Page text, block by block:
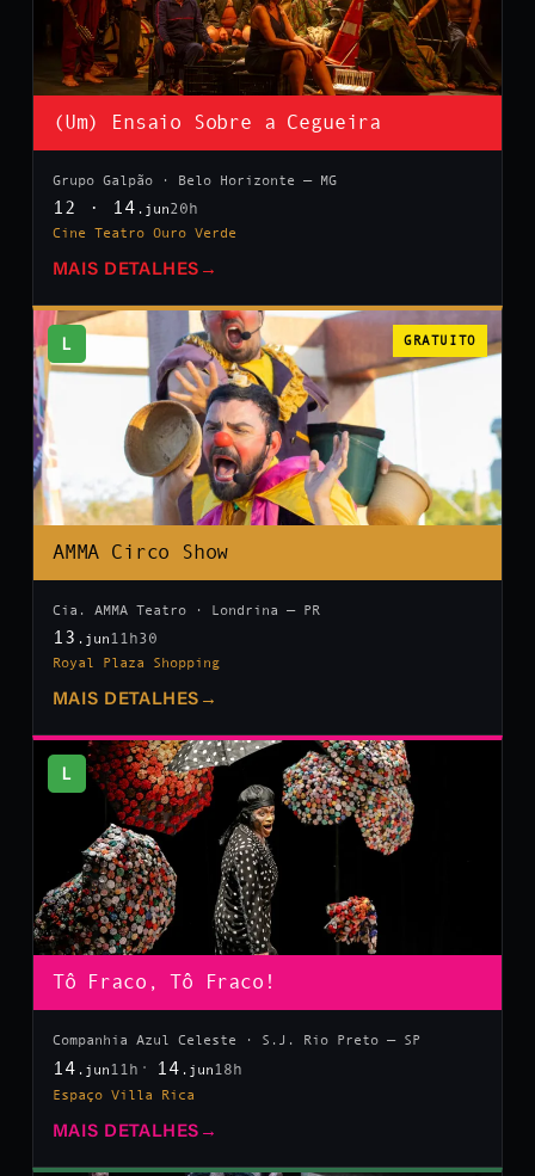
(Um) Ensaio Sobre a Cegueira
Grupo Galpão · Belo Horizonte — MG
12 · 14 .jun20h
Cine Teatro Ouro Verde
MAIS DETALHES →
L GRATUITO
AMMA Circo Show
Cia. AMMA Teatro · Londrina — PR
13 .jun 11h30
Royal Plaza Shopping
MAIS DETALHES →
L
Tô Fraco, Tô Fraco!
Companhia Azul Celeste · S.J. Rio Preto — SP
14 .jun 11h 14 .jun 18h
Espaço Villa Rica
MAIS DETALHES →